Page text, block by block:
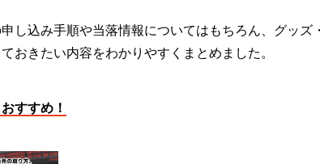
し込み手順や当落情報についてはもちろん、グッ
おきたい内容をわかりやすくまとめました。
すすめ！